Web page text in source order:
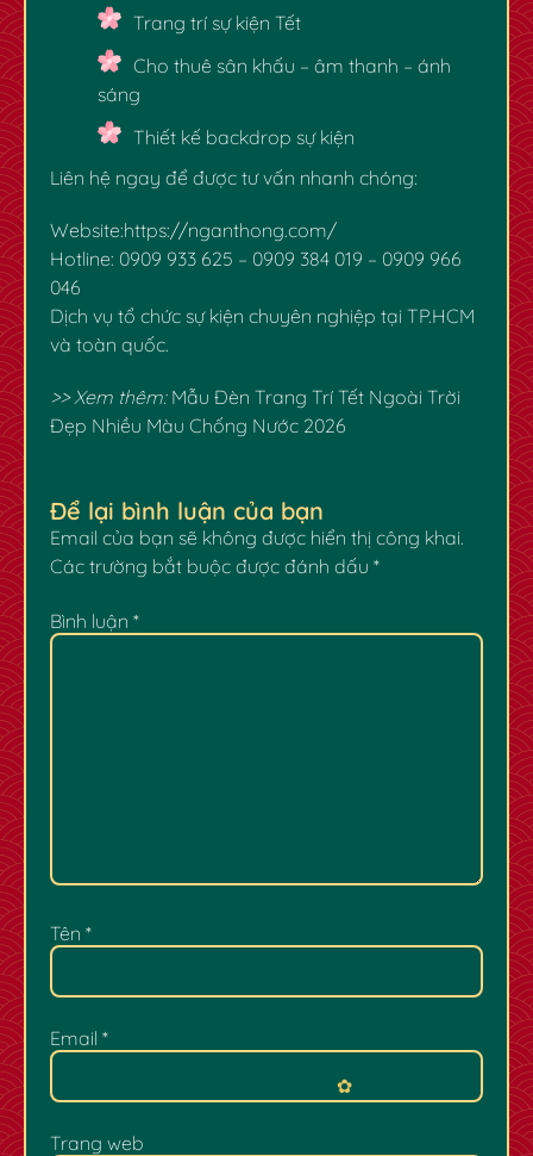
Trang trí sự kiện Tết
Cho thuê sân khấu – âm thanh – ánh
sáng
Thiết kế backdrop sự kiện
Liên hệ ngay để được tư vấn nhanh chóng:
Website:https://nganthong.com/
Hotline: 0909 933 625 – 0909 384 019 – 0909 966
046
Dịch vụ tổ chức sự kiện chuyên nghiệp tại TP.HCM
và toàn quốc.
>> Xem thêm: Mẫu Đèn Trang Trí Tết Ngoài Trời
Đẹp Nhiều Màu Chống Nước 2026
Để lại bình luận của bạn
Email của bạn sẽ không được hiển thị công khai.
Các trường bắt buộc được đánh dấu *
Bình luận *
Tên *
Email *
Trang web